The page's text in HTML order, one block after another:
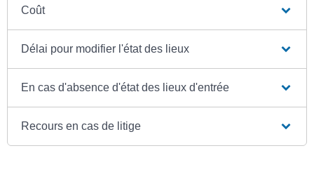
Coût
Délai pour modifier l'état des lieux
En cas d'absence d'état des lieux d'entrée
Recours en cas de litige